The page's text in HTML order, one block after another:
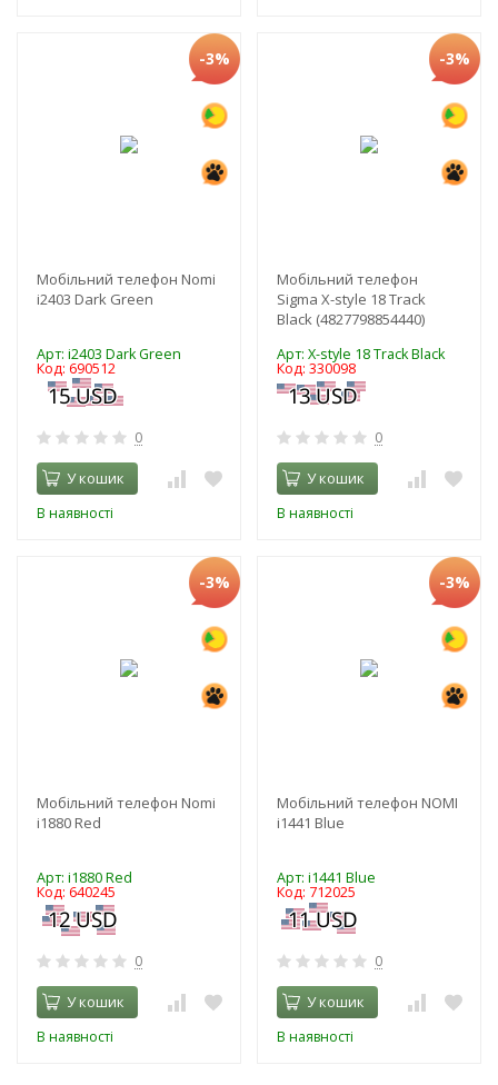
-3%
Мобільний телефон Nomi
i2403 Dark Green
Арт: i2403 Dark Green
Код: 690512
0
У кошик
В наявності
-3%
Мобільний телефон
Sigma X-style 18 Track
Black (4827798854440)
Арт: X-style 18 Track Black
Код: 330098
0
У кошик
В наявності
-3%
Мобільний телефон Nomi
i1880 Red
Арт: i1880 Red
Код: 640245
0
У кошик
В наявності
-3%
Мобільний телефон NOMI
i1441 Blue
Арт: i1441 Blue
Код: 712025
0
У кошик
В наявності